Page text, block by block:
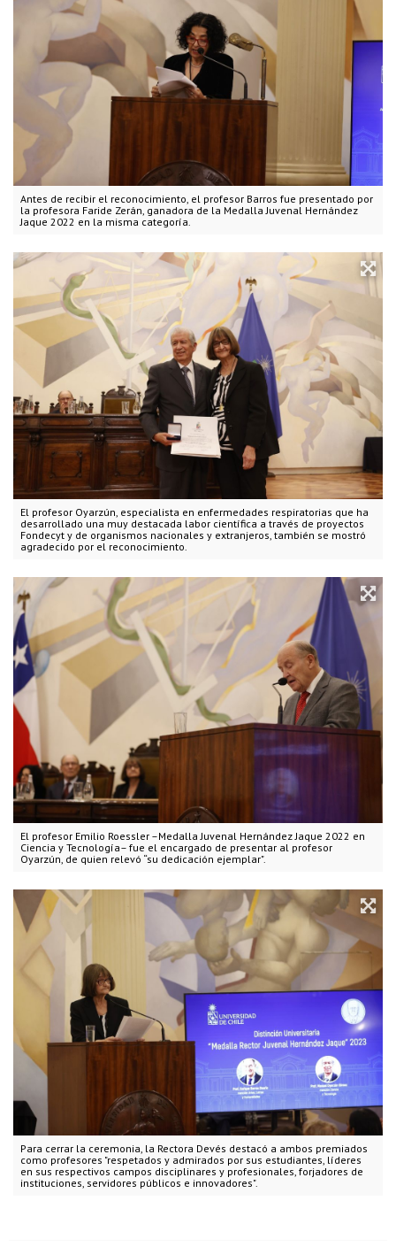
Antes de recibir el reconocimiento, el profesor Barros fue presentado por
la profesora Faride Zerán, ganadora de la Medalla Juvenal Hernández
Jaque 2022 en la misma categoría.
El profesor Oyarzún, especialista en enfermedades respiratorias que ha
desarrollado una muy destacada labor científica a través de proyectos
Fondecyt y de organismos nacionales y extranjeros, también se mostró
agradecido por el reconocimiento.
El profesor Emilio Roessler –Medalla Juvenal Hernández Jaque 2022 en
Ciencia y Tecnología– fue el encargado de presentar al profesor
Oyarzún, de quien relevó “su dedicación ejemplar".
Para cerrar la ceremonia, la Rectora Devés destacó a ambos premiados
como profesores "respetados y admirados por sus estudiantes, líderes
en sus respectivos campos disciplinares y profesionales, forjadores de
instituciones, servidores públicos e innovadores".